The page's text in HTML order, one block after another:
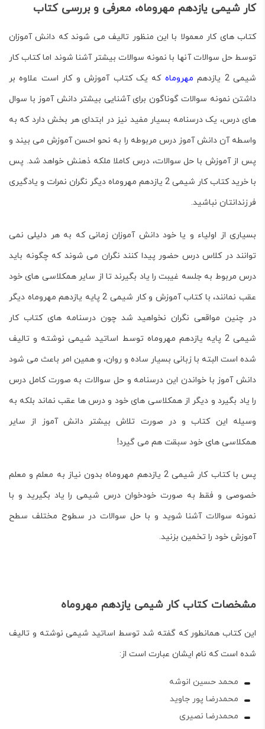
کار شیمی یازدهم مهروماه، معرفی و بررسی کتاب
کتاب های کار معمولا با این منظور تالیف می شوند که دانش آموزان
توسط حل سوالات آنها با نمونه سوالات بیشتر آشنا شوند اماکتاب کار
شیمی 2 یازدهم
مهروماه که یک کتاب آموزش و کار است علاوه بر
داشتن نمونه سوالات گوناگون برای آشنایی بیشتر دانش آموز با سوال
های درس، یک درسنامه بسیار مفید نیز در ابتدای هر بخش دارد که به
واسطه آن دانش آموز درس مربوطه را به نحو احسن آموزش می بیند و
پس از آموزش با حل سوالات، درس کاملا ملکه ذهنش خواهد شد. پس
با خریدکتاب کار شیمی 2 یازدهم مهروماه دیگر نگران نمرات و یادگیری
فرزندانتان نباشید.
بسیاری از اولیاء و یا خود دانش آموزان زمانی که به هر دلیلی نمی
توانند در کلاس درس حضور پیدا کنند نگران می شوند که چگونه باید
درس مربوط به جلسه غیبت را یاد بگیرند تا از سایر همکلاسی های خود
عقب نمانند، با کتاب آموزش و کار شیمی 2 پایه یازدهم مهروماه دیگر
در چنین مواقعی نگران نخواهید شد چون درسنامه های کتاب کار
شیمی 2 پایه یازدهم مهروماه توسط اساتید شیمی نوشته و تالیف
شده است البته با زبانی بسیار ساده و روان، و همین امر باعث می شود
دانش آموز با خواندن این درسنامه و حل سوالات به صورت کامل درس
را یاد بگیرد و دیگر از همکلاسی های خود و درس ها عقب نماند بلکه به
وسیله این کتاب و در صورت تلاش بیشتر دانش آموز از سایر
همکلاسی های خود سبقت هم می گیرد!
پس باکتاب کار شیمی 2 یازدهم
مهروماه بدون نیاز به معلم و معلم
خصوصی و فقط به صورت خودخوان درس شیمی را یاد بگیرید و با
نمونه سوالات آشنا شوید و با حل سوالات در سطوح مختلف سطح
آموزش خود را تخمین بزنید.
مشخصات کتاب کار شیمی یازدهم مهروماه
این کتاب همانطور که گفته شد توسط اساتید شیمی نوشته و تالیف
شده است که نام ایشان عبارت است از:
محمد حسین انوشه
محمدرضا پور جاوید
محمدرضا نصیری